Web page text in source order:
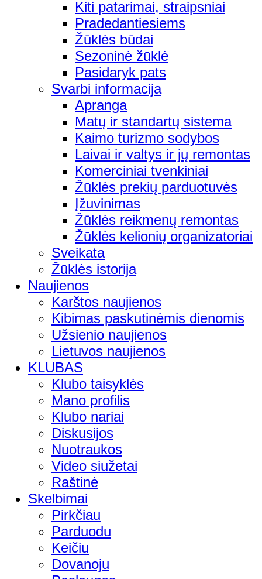
Kiti patarimai, straipsniai
Pradedantiesiems
Žūklės būdai
Sezoninė žūklė
Pasidaryk pats
Svarbi informacija
Apranga
Matų ir standartų sistema
Kaimo turizmo sodybos
Laivai ir valtys ir jų remontas
Komerciniai tvenkiniai
Žūklės prekių parduotuvės
Įžuvinimas
Žūklės reikmenų remontas
Žūklės kelionių organizatoriai
Sveikata
Žūklės istorija
Naujienos
Karštos naujienos
Kibimas paskutinėmis dienomis
Užsienio naujienos
Lietuvos naujienos
KLUBAS
Klubo taisyklės
Mano profilis
Klubo nariai
Diskusijos
Nuotraukos
Video siužetai
Raštinė
Skelbimai
Pirkčiau
Parduodu
Keičiu
Dovanoju